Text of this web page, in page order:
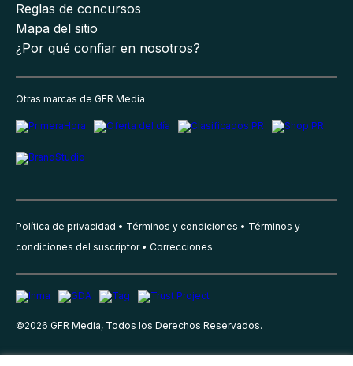
Reglas de concursos
Mapa del sitio
¿Por qué confiar en nosotros?
Otras marcas de GFR Media
Política de privacidad Términos y condiciones
Términos y
condiciones del suscriptor
Correcciones
©2026 GFR Media, Todos los Derechos Reservados.